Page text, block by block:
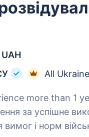
All Ukraine
than 1 year. Основні
за успішне